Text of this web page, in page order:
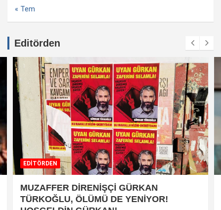
« Tem
Editörden
EDİTÖRDEN
MUZAFFER DİRENİŞÇİ GÜRKAN
TÜRKOĞLU, ÖLÜMÜ DE YENİYOR!